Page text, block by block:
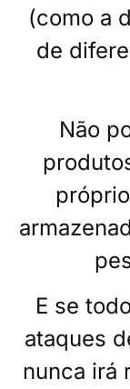
(como a
de
Não
E se
ataques
nunca irá